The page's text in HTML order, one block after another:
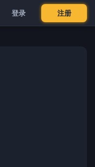
登录 注册